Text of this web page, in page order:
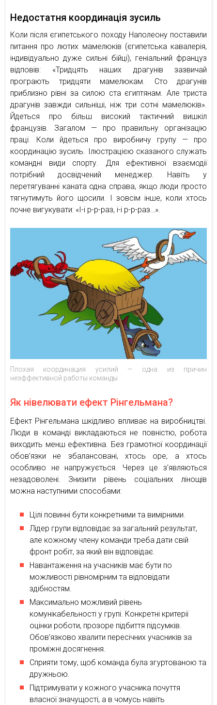
Недостатня координація зусиль
Коли після єгипетського походу Наполеону поставили
питання про лютих мамелюків (єгипетська кавалерія,
індивідуально дуже сильні бійці), геніальний француз
відповів: «Тридцять наших драгунів зазвичай
програють тридцяти мамелюкам. Сто драгунів
приблизно рівні за силою ста єгиптянам. Але триста
драгунів завжди сильніші, ніж три сотні мамелюків».
Йдеться про більш високий тактичний вишкіл
французів. Загалом — про правильну організацію
праці. Коли йдеться про виробничу групу — про
координацію зусиль. Ілюстрацією сказаного служать
командні види спорту. Для ефективної взаємодії
потрібний досвідчений менеджер. Навіть у
перетягуванні каната одна справа, якщо люди просто
тягнутимуть його щосили. І зовсім інше, коли хтось
почне вигукувати: «І-і р-р-раз, і-і р-р-раз…».
Плохая координация усилий — одна из причин
неэффективной работы команды
Як нівелювати ефект Рінгельмана?
Ефект Рінгельмана шкідливо впливає на виробництві.
Люди в команді викладаються не повністю, робота
виходить менш ефективна. Без грамотної координації
обов’язки не збалансовані, хтось оре, а хтось
особливо не напружується. Через це з’являються
незадоволені. Знизити рівень соціальних лінощів
можна наступними способами:
Цілі повинні бути конкретними та вимірними.
Лідер групи відповідає за загальний результат,
але кожному члену команди треба дати свій
фронт робіт, за який він відповідає.
Навантаження на учасників має бути по
можливості рівномірним та відповідати
здібностям.
Максимально можливий рівень
комунікабельності у групі. Конкретні критерії
оцінки роботи, прозоре підбиття підсумків.
Обов’язково хвалити пересічних учасників за
проміжні досягнення.
Сприяти тому, щоб команда була згуртованою та
дружньою.
Підтримувати у кожного учасника почуття
власної значущості, а в чомусь навіть